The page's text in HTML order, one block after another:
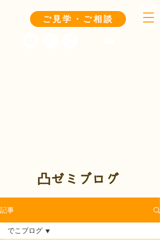
ご見学・ご相談
凸ゼミブログ
記事
でこブログ